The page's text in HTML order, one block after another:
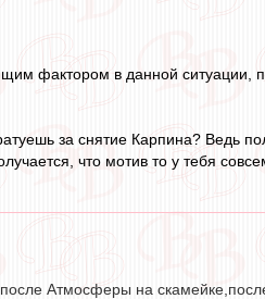
фактором в данной ситуации,
за снятие Карпина? Ведь
что мотив то у тебя
Атмосферы на